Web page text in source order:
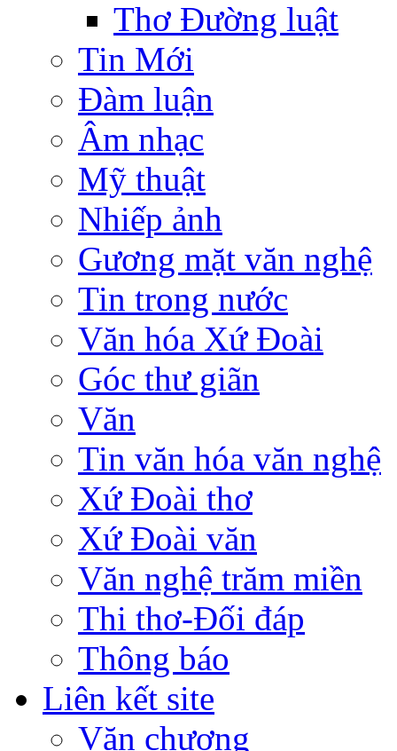
Thơ Đường luật
Tin Mới
Đàm luận
Âm nhạc
Mỹ thuật
Nhiếp ảnh
Gương mặt văn nghệ
Tin trong nước
Văn hóa Xứ Đoài
Góc thư giãn
Văn
Tin văn hóa văn nghệ
Xứ Đoài thơ
Xứ Đoài văn
Văn nghệ trăm miền
Thi thơ-Đối đáp
Thông báo
Liên kết site
Văn chương